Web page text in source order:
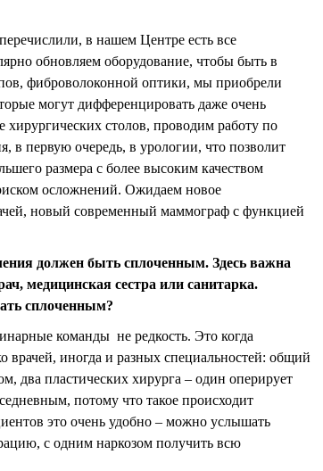
в нашем Центре есть все
обновляем оборудование, чтобы быть в
фиброволоконной оптики, мы приобрели
могут дифференцировать даже очень
столов, проводим работу по
в первую очередь, в урологии, что позволит
размера с более высоким качеством
осложнений. Ожидаем новое
новый современный маммограф с функцией
должен быть сплоченным. Здесь важна
медицинская сестра или санитарка.
сплоченным?
команды не редкость. Это когда
врачей, иногда и разных специальностей: общий
два пластических хирурга – один оперирует
потому что такое происходит
это очень удобно – можно услышать
с одним наркозом получить всю